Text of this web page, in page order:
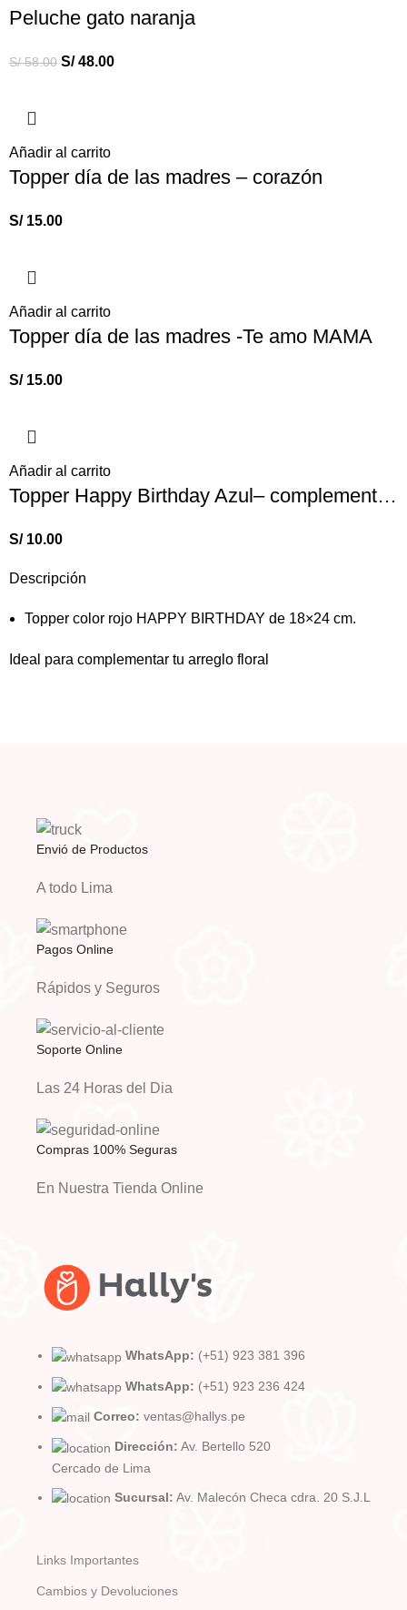
Peluche gato naranja
S/58.00 S/48.00
Añadir al carrito
Topper día de las madres – corazón
S/15.00
Añadir al carrito
Topper día de las madres -Te amo MAMA
S/15.00
Añadir al carrito
Topper Happy Birthday Azul– complementos
S/10.00
Descripción
Topper color rojo HAPPY BIRTHDAY de 18×24 cm.
Ideal para complementar tu arreglo floral
Envió de Productos
A todo Lima
Pagos Online
Rápidos y Seguros
Soporte Online
Las 24 Horas del Dia
Compras 100% Seguras
En Nuestra Tienda Online
WhatsApp: (+51) 923 381 396
WhatsApp: (+51) 923 236 424
Correo: ventas@hallys.pe
Dirección: Av. Bertello 520
Cercado de Lima
Sucursal: Av. Malecón Checa cdra. 20 S.J.L
Links Importantes
Cambios y Devoluciones